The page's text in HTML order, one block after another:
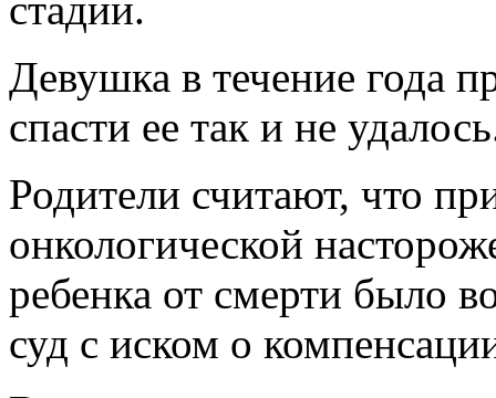
стадии.
Девушка в течение года
спасти ее так и не
Родители считают, что
онкологической
ребенка от смерти было
суд с иском о